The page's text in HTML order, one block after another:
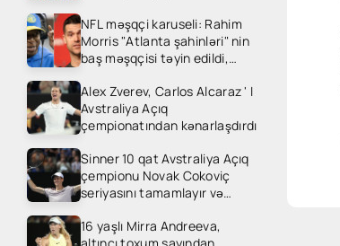
kənarlaşdırıldı
NFL məşqçi karuseli: Rahim
Morris "Atlanta şahinləri" nin
baş məşqçisi təyin edildi,
canales ' i işə götürdü
Alex Zverev, Carlos Alcaraz ' I
Avstraliya Açıq
çempionatından kənarlaşdırdı
Sinner 10 qat Avstraliya Açıq
çempionu Novak Cokoviç
seriyasını tamamlayır və
mübarizə aparır
16 yaşlı Mirra Andreeva,
altıncı toxum sayından
0 1